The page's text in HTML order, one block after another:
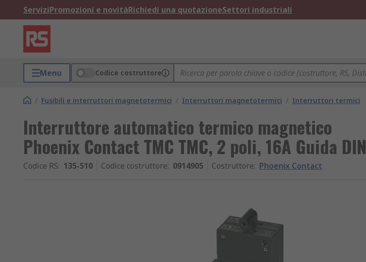
ServiziPromozioni e novitàRichiedi una quotazioneSettori industriali
Menu Codice costruttore
/ Fusibili e interruttori magnetotermici / Interruttori magnetotermici / Interruttori termici
Interruttore automatico termico magnetico
Phoenix Contact TMC TMC, 2 poli, 16A Guida DIN
Codice RS: 135-510 Codice costruttore: 0914905 Costruttore: Phoenix Contact